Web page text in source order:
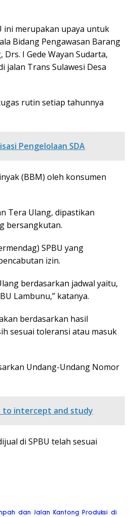
ini merupakan upaya untuk
Bidang Pengawasan Barang
I Gede Wayan Sudarta,
jalan Trans Sulawesi Desa
rutin setiap tahunnya
Pengelolaan SDA
(BBM) oleh konsumen
Tera Ulang, dipastikan
bersangkutan.
SPBU yang
izin.
berdasarkan jadwal yaitu,
Lambunu,” katanya.
berdasarkan hasil
sesuai toleransi atau masuk
Undang-Undang Nomor
to intercept and study
di SPBU telah sesuai
dan Jalan Kantong Produksi di